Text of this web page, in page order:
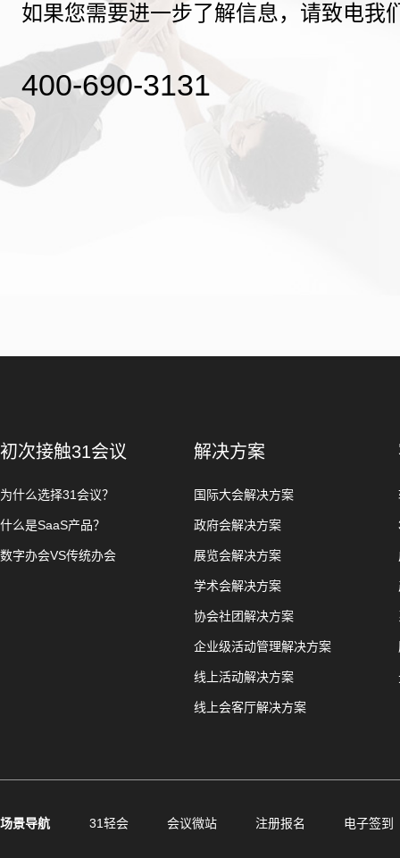
如果您需要进一步了解信息，请致电我
400-690-3131
初次接触31会议
为什么选择31会议？
什么是SaaS产品？
数字办会VS传统办会
解决方案
国际大会解决方案
政府会解决方案
展览会解决方案
学术会解决方案
协会社团解决方案
企业级活动管理解决方案
线上活动解决方案
线上会客厅解决方案
场景导航 31轻会 会议微站 注册报名 电子签到